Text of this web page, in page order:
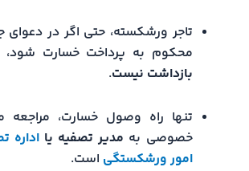
تاجر ورشکسته، حتی اگر در دعوای
محکوم به پرداخت خسارت شود،
بازداشت نیست.
تنها راه وصول خسارت، مراجعه
خصوصی به مدیر تصفیه یااداره
امور ورشکستگی است.